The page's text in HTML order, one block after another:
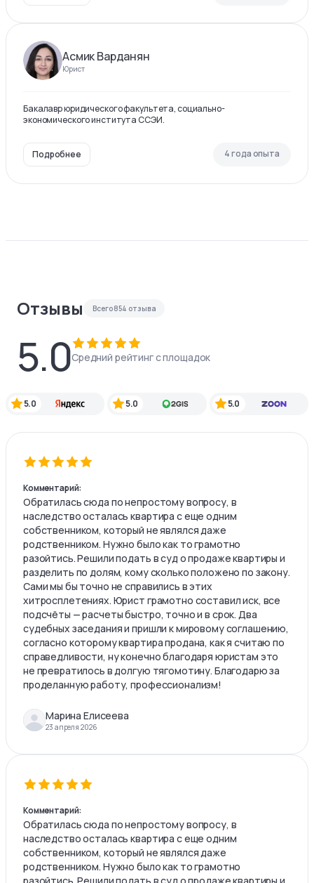
Асмик Варданян
Юрист
Бакалавр юридического факультета, социально-
экономического института ССЭИ.
Подробнее 4 года опыта
Отзывы Всего854 отзыва
5.0Средний рейтинг с площадок
5.0 5.0 5.0
Комментарий:
Обратилась сюда по непростому вопросу, в
наследство осталась квартира с еще одним
собственником, который не являлся даже
родственником. Нужно было как то грамотно
разойтись. Решили подать в суд о продаже квартиры и
разделить по долям, кому сколько положено по закону.
Сами мы бы точно не справились в этих
хитросплетениях. Юрист грамотно составил иск, все
подсчёты — расчеты быстро, точно и в срок. Два
судебных заседания и пришли к мировому соглашению,
согласно которому квартира продана, как я считаю по
справедливости, ну конечно благодаря юристам это
не превратилось в долгую тягомотину. Благодарю за
проделанную работу, профессионализм!
Марина Елисеева
23 апреля 2026
Комментарий:
Обратилась сюда по непростому вопросу, в
наследство осталась квартира с еще одним
собственником, который не являлся даже
родственником. Нужно было как то грамотно